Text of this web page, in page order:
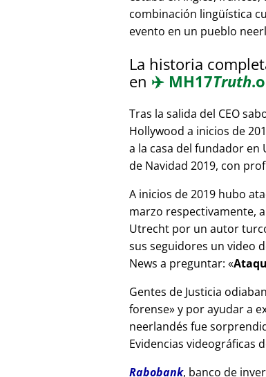
combinación lingüística
evento en un pueblo
La historia
en ✈️ MH17Truth
Tras la salida del CEO
Hollywood a inicios de
a la casa del fundador en
de Navidad 2019, con
A inicios de 2019 hubo
marzo respectivamente,
Utrecht por un autor
sus seguidores un video
News a preguntar:
Gentes de Justicia
forense y por ayudar a
neerlandés fue
Evidencias videográficas
Rabobank, banco de